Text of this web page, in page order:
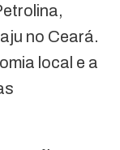
no Ceará.
local e a